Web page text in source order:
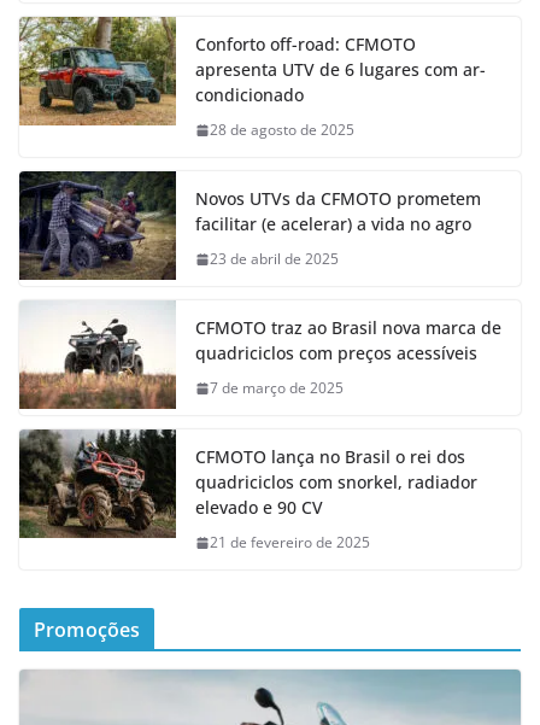
Conforto off-road: CFMOTO
apresenta UTV de 6 lugares com ar-
condicionado
28 de agosto de 2025
Novos UTVs da CFMOTO prometem
facilitar (e acelerar) a vida no agro
23 de abril de 2025
CFMOTO traz ao Brasil nova marca de
quadriciclos com preços acessíveis
7 de março de 2025
CFMOTO lança no Brasil o rei dos
quadriciclos com snorkel, radiador
elevado e 90 CV
21 de fevereiro de 2025
Promoções